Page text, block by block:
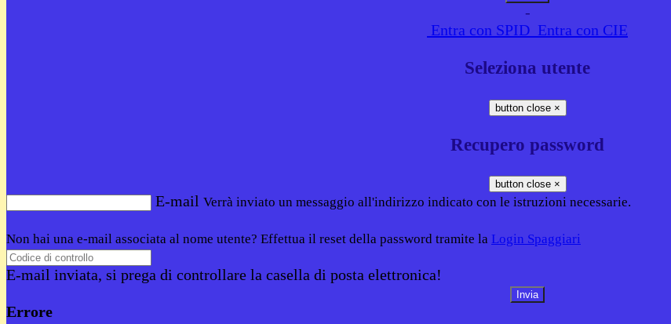
-
Entra con SPID Entra con CIE
Seleziona utente
button close ×
Recupero password
button close ×
E-mail Verrà inviato un messaggio all'indirizzo indicato con le istruzioni necessarie.
Non hai una e-mail associata al nome utente? Effettua il reset della password tramite la Login Spaggiari
E-mail inviata, si prega di controllare la casella di posta elettronica!
Errore